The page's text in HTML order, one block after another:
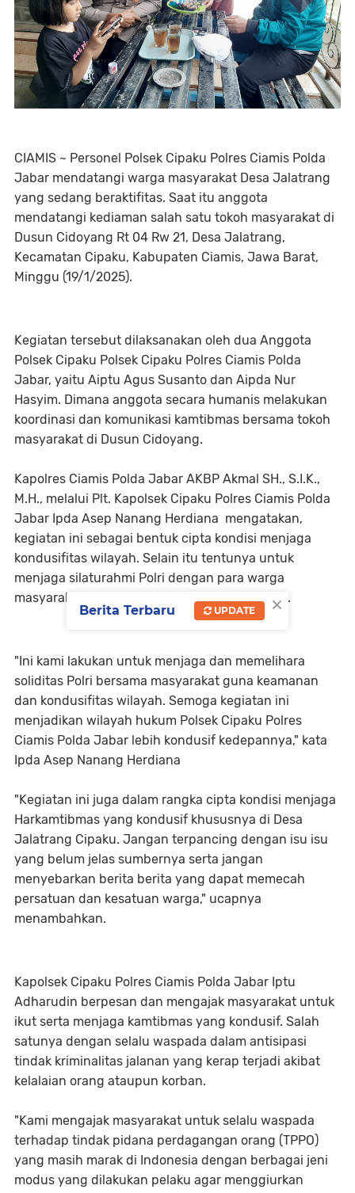
CIAMIS ~ Personel Polsek Cipaku Polres Ciamis Polda
Jabar mendatangi warga masyarakat Desa Jalatrang
yang sedang beraktifitas. Saat itu anggota
mendatangi kediaman salah satu tokoh masyarakat di
Dusun Cidoyang Rt 04 Rw 21, Desa Jalatrang,
Kecamatan Cipaku, Kabupaten Ciamis, Jawa Barat,
Minggu (19/1/2025).
Kegiatan tersebut dilaksanakan oleh dua Anggota
Polsek Cipaku Polsek Cipaku Polres Ciamis Polda
Jabar, yaitu Aiptu Agus Susanto dan Aipda Nur
Hasyim. Dimana anggota secara humanis melakukan
koordinasi dan komunikasi kamtibmas bersama tokoh
masyarakat di Dusun Cidoyang.
Kapolres Ciamis Polda Jabar AKBP Akmal SH., S.I.K.,
M.H., melalui Plt. Kapolsek Cipaku Polres Ciamis Polda
Jabar Ipda Asep Nanang Herdiana mengatakan,
kegiatan ini sebagai bentuk cipta kondisi menjaga
kondusifitas wilayah. Selain itu tentunya untuk
menjaga silaturahmi Polri dengan para warga
masyarakat di wilayah binaan masing-masing.
"Ini kami lakukan untuk menjaga dan memelihara
soliditas Polri bersama masyarakat guna keamanan
dan kondusifitas wilayah. Semoga kegiatan ini
menjadikan wilayah hukum Polsek Cipaku Polres
Ciamis Polda Jabar lebih kondusif kedepannya," kata
Ipda Asep Nanang Herdiana
"Kegiatan ini juga dalam rangka cipta kondisi menjaga
Harkamtibmas yang kondusif khususnya di Desa
Jalatrang Cipaku. Jangan terpancing dengan isu isu
yang belum jelas sumbernya serta jangan
menyebarkan berita berita yang dapat memecah
persatuan dan kesatuan warga," ucapnya
menambahkan.
Kapolsek Cipaku Polres Ciamis Polda Jabar Iptu
Adharudin berpesan dan mengajak masyarakat untuk
ikut serta menjaga kamtibmas yang kondusif. Salah
satunya dengan selalu waspada dalam antisipasi
tindak kriminalitas jalanan yang kerap terjadi akibat
kelalaian orang ataupun korban.
"Kami mengajak masyarakat untuk selalu waspada
terhadap tindak pidana perdagangan orang (TPPO)
yang masih marak di Indonesia dengan berbagai jeni
modus yang dilakukan pelaku agar menggiurkan
×
Berita Terbaru UPDATE